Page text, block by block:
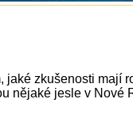
jaké zkušenosti mají
nějaké jesle v Nové